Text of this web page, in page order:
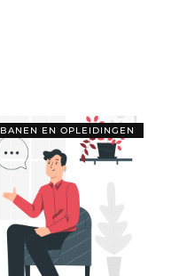
BANEN EN OPLEIDINGEN